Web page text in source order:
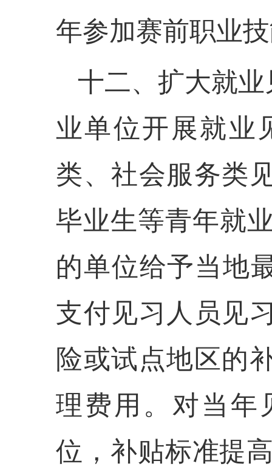
年参加赛前职业
十二、扩大就
业单位开展就业
类、社会服务类
毕业生等青年就
的单位给予当地
支付见习人员见
险或试点地区的
理费用。对当年
位，补贴标准提